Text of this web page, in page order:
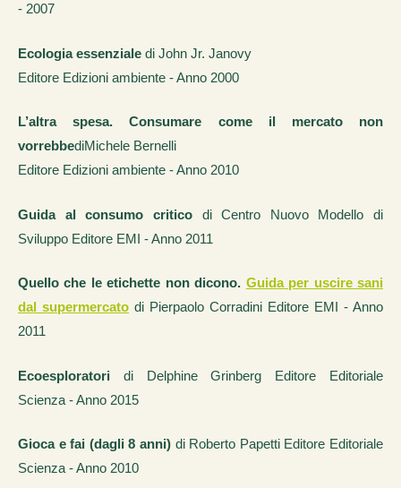
- 2007
Ecologia essenziale di John Jr. Janovy
Editore Edizioni ambiente - Anno 2000
L’altra spesa. Consumare come il mercato non
vorrebbediMichele Bernelli
Editore Edizioni ambiente - Anno 2010
Guida al consumo criticodi Centro Nuovo Modello di
Sviluppo Editore EMI - Anno 2011
Quello che le etichette non dicono. Guida per uscire sani
dal supermercato di Pierpaolo Corradini Editore EMI - Anno
2011
Ecoesploratori di Delphine Grinberg Editore Editoriale
Scienza - Anno 2015
Gioca e fai (dagli 8 anni) di Roberto Papetti Editore Editoriale
Scienza - Anno 2010